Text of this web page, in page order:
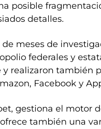
posible
detalles.
meses de
federales y
realizaron también
Facebook y
gestiona el motor
también una